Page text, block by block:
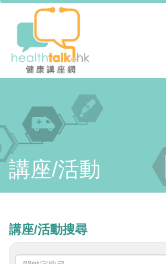
講座/活動
講座/活動搜尋